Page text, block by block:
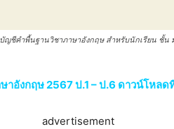
ชีคําพื้นฐานวิชาภาษาอังกฤษ สำหรับนักเรียน ชั้น
อังกฤษ 2567 ป.1 – ป.6 ดาวน์โหลด
advertisement